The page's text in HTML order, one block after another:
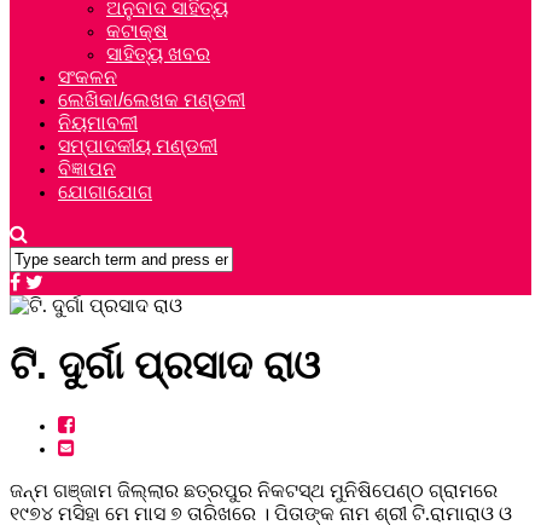
ଅନୁବାଦ ସାହିତ୍ୟ
କଟାକ୍ଷ
ସାହିତ୍ୟ ଖବର
ସଂକଳନ
ଲେଖିକା/ଲେଖକ ମଣ୍ଡଳୀ
ନିୟମାବଳୀ
ସମ୍ପାଦକୀୟ ମଣ୍ଡଳୀ
ବିଜ୍ଞାପନ
ଯୋଗାଯୋଗ
ଟି. ଦୁର୍ଗା ପ୍ରସାଦ ରାଓ
ଜନ୍ମ ଗଞ୍ଜାମ ଜିଲ୍ଲାର ଛତ୍ରପୁର ନିକଟସ୍ଥ ମୁନିଷିପେଣ୍ଠ ଗ୍ରାମରେ
୧୯୭୪ ମସିହା ମେ ମାସ ୭ ତାରିଖରେ । ପିତାଙ୍କ ନାମ ଶ୍ରୀ ଟି.ରାମାରାଓ ଓ